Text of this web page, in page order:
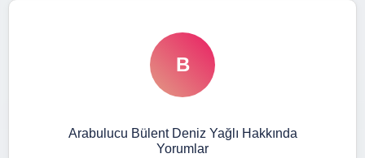
B
Arabulucu Bülent Deniz Yağlı Hakkında
Yorumlar